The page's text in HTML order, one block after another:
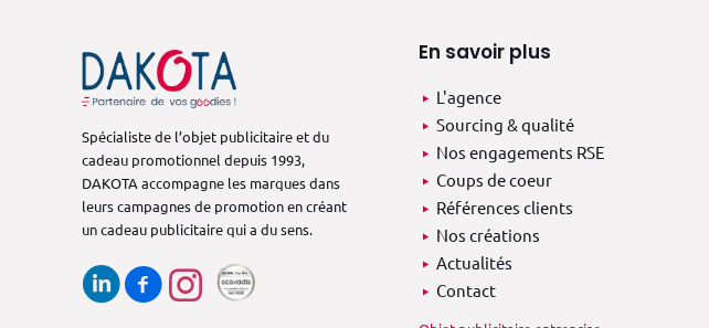
Spécialiste de l’objet publicitaire et du
cadeau promotionnel depuis 1993,
DAKOTA accompagne les marques dans
leurs campagnes de promotion en créant
un cadeau publicitaire qui a du sens.
En savoir plus
L'agence
Sourcing & qualité
Nos engagements RSE
Coups de coeur
Références clients
Nos créations
Actualités
Contact